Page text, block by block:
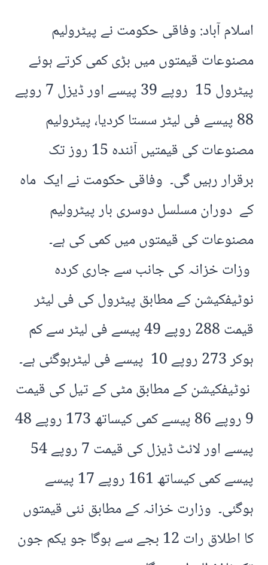
اسلام آباد: وفاقی حکومت نے پیٹرولیم
مصنوعات قیمتوں میں بڑی کمی کرتے ہوئے
پیٹرول 15 روپے 39 پیسے اور ڈیزل 7 روپے
88 پیسے فی لیٹر سستا کردیا، پیٹرولیم
مصنوعات کی قیمتیں آئندہ 15 روز تک
برقرار رہیں گی۔ وفاقی حکومت نے ایک ماہ
کے دوران مسلسل دوسری بار پیٹرولیم
مصنوعات کی قیمتوں میں کمی کی ہے۔
وزات خزانہ کی جانب سے جاری کردہ
نوٹیفکیشن کے مطابق پیٹرول کی فی لیٹر
قیمت 288 روپے 49 پیسے فی لیٹر سے کم
ہوکر 273 روپے 10 پیسے فی لیٹرہوگئی ہے۔
نوٹیفکیشن کے مطابق مٹی کے تیل کی قیمت
9 روپے 86 پیسے کمی کیساتھ 173 روپے 48
پیسے اور لائٹ ڈیزل کی قیمت 7 روپے 54
پیسے کمی کیساتھ 161 روپے 17 پیسے
ہوگئی۔ وزارت خزانہ کے مطابق نئی قیمتوں
کا اطلاق رات 12 بجے سے ہوگا جو یکم جون